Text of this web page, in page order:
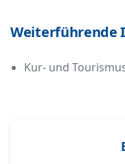
Weiterführende
Kur- und